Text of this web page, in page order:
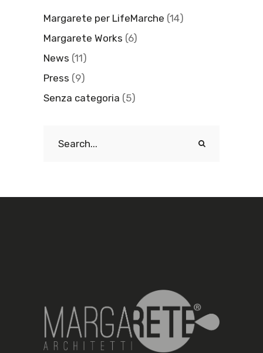
Margarete per LifeMarche (14)
Margarete Works (6)
News (11)
Press (9)
Senza categoria (5)
for: